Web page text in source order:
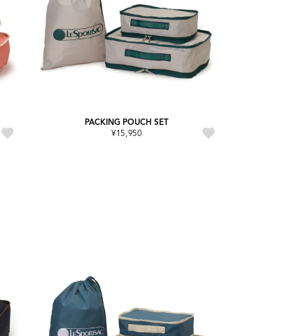
PACKING POUCH SET
¥15,950